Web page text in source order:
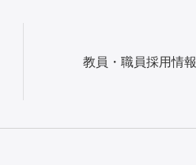
教員・職員採用情報